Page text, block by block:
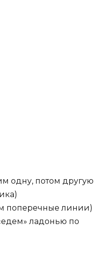
одну, потом другую
поперечные линии)
ладонью по